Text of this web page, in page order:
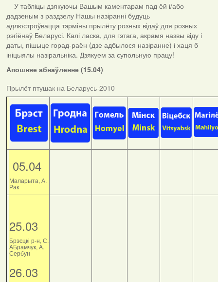
У табліцы дзякуючы Вашым каментарам пад ёй і/або
дадзеным з раздзелу Нашы назіранні будуць
адлюстроўвацца тэрміны прылёту розных відаў для розных
рэгіёнаў Беларусі. Калі ласка, для гэтага, акрамя назвы віду і
даты, пішыце горад-раён (дзе адбылося назіранне) і хаця б
ініцыялы назіральніка. Дзякуем за супольную працу!
Апошняе абнаўленне (15.04)
Прылёт птушак на Беларусь-2010
05.04
Маларыта, А.
Рак
25.03
Брэсцкі р-н, С.
АБрамчук, А.
Сербун
26.03